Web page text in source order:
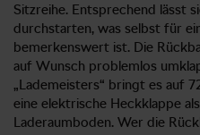
Sitzreihe. Entsprechend lässt
durchstarten, was selbst für
bemerkenswert ist. Die
auf Wunsch problemlos
„Lademeisters“ bringt es auf
eine elektrische Heckklappe
Laderaumboden. Wer die